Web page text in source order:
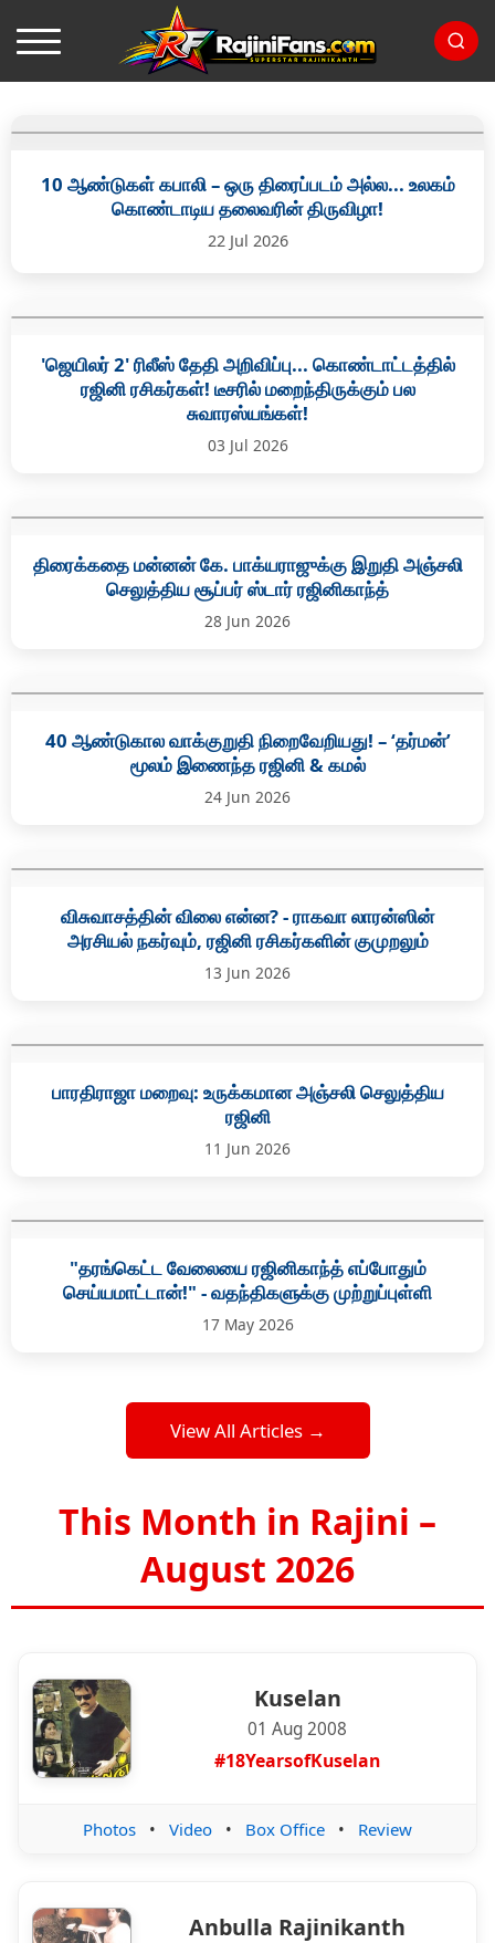
10 ஆண்டுகள் கபாலி – ஒரு திரைப்படம் அல்ல... உலகம்
கொண்டாடிய தலைவரின் திருவிழா!
22 Jul 2026
'ஜெயிலர் 2' ரிலீஸ் தேதி அறிவிப்பு... கொண்டாட்டத்தில்
ரஜினி ரசிகர்கள்! டீசரில் மறைந்திருக்கும் பல
சுவாரஸ்யங்கள்!
03 Jul 2026
திரைக்கதை மன்னன் கே. பாக்யராஜுக்கு இறுதி அஞ்சலி
செலுத்திய சூப்பர் ஸ்டார் ரஜினிகாந்த்
28 Jun 2026
40 ஆண்டுகால வாக்குறுதி நிறைவேறியது! – ‘தர்மன்’
மூலம் இணைந்த ரஜினி & கமல்
24 Jun 2026
விசுவாசத்தின் விலை என்ன? - ராகவா லாரன்ஸின்
அரசியல் நகர்வும், ரஜினி ரசிகர்களின் குமுறலும்
13 Jun 2026
பாரதிராஜா மறைவு: உருக்கமான அஞ்சலி செலுத்திய
ரஜினி
11 Jun 2026
"தரங்கெட்ட வேலையை ரஜினிகாந்த் எப்போதும்
செய்யமாட்டான்!" - வதந்திகளுக்கு முற்றுப்புள்ளி
17 May 2026
View All Articles →
This Month in Rajini –
August 2026
Kuselan
01 Aug 2008
#18YearsofKuselan
Photos • Video • Box Office • Review
Anbulla Rajinikanth